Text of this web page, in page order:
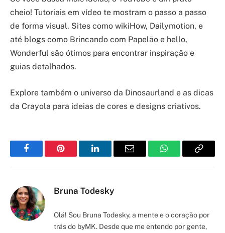
cheio! Tutoriais em vídeo te mostram o passo a passo
de forma visual. Sites como wikiHow, Dailymotion, e
até blogs como Brincando com Papelão e hello,
Wonderful são ótimos para encontrar inspiração e
guias detalhados.
Explore também o universo da Dinosaurland e as dicas
da Crayola para ideias de cores e designs criativos.
FacebookPinterest LinkedInEmail WhatsAppCopy
Bruna Todesky
Olá! Sou Bruna Todesky, a mente e o coração por
trás do byMK. Desde que me entendo por gente,